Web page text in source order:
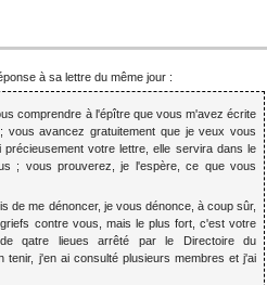
à sa lettre du même jour :
comprendre à l'épître que vous m'avez écrite
vous avancez gratuitement que je veux vous
votre lettre, elle servira dans le
; vous prouverez, je l'espère, ce que vous
de me dénoncer, je vous dénonce, à coup sûr,
contre vous, mais le plus fort, c'est votre
qatre lieues arrêté par le Directoire du
tenir, j'en ai consulté plusieurs membres et j'ai